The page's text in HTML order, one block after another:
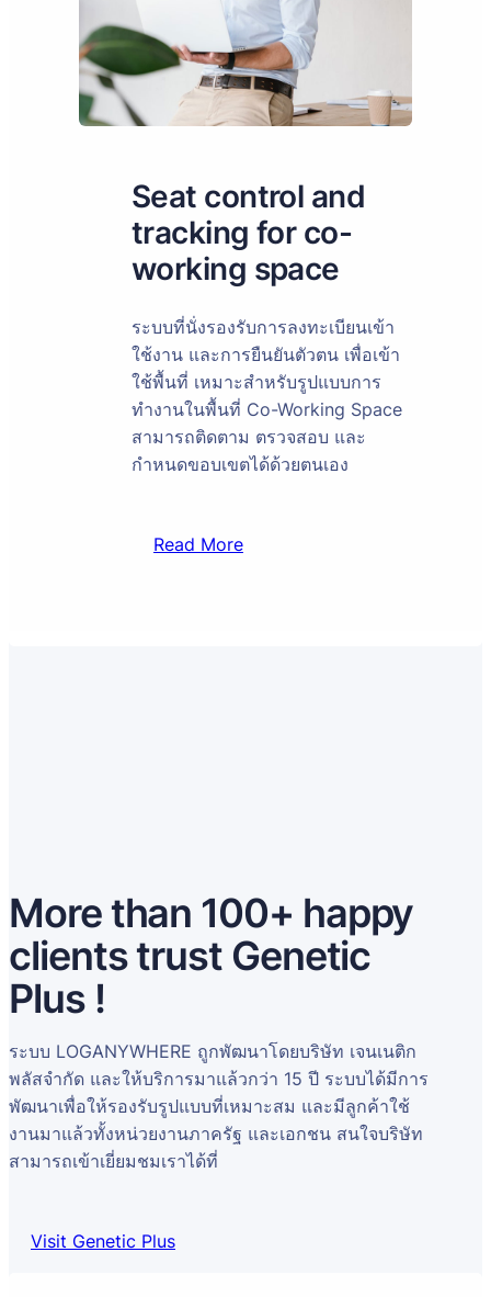
Seat control and
tracking for co-
working space
ระบบที่นั่งรองรับการลงทะเบียนเข้า
ใช้งาน และการยืนยันตัวตน เพื่อเข้า
ใช้พื้นที่ เหมาะสำหรับรูปแบบการ
ทำงานในพื้นที่ Co-Working Space
สามารถติดตาม ตรวจสอบ และ
กำหนดขอบเขตได้ด้วยตนเอง
Read More
More than 100+ happy
clients trust Genetic
Plus !
ระบบ LOGANYWHERE ถูกพัฒนาโดยบริษัท เจนเนติก
พลัสจำกัด และให้บริการมาแล้วกว่า 15 ปี ระบบได้มีการ
พัฒนาเพื่อให้รองรับรูปแบบที่เหมาะสม และมีลูกค้าใช้
งานมาแล้วทั้งหน่วยงานภาครัฐ และเอกชน สนใจบริษัท
สามารถเข้าเยี่ยมชมเราได้ที่
Visit Genetic Plus